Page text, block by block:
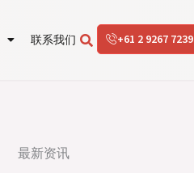
联系我们 +61 2 9267 7239
最新资讯